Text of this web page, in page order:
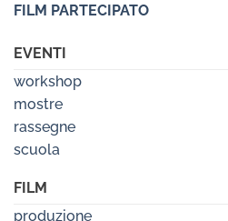
FILM PARTECIPATO
EVENTI
workshop
mostre
rassegne
scuola
FILM
produzione